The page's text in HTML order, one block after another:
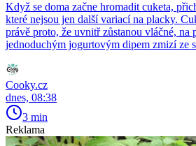
Když se doma začne hromadit cuketa,
které nejsou jen další variací na placky.
právě proto, že uvnitř zůstanou vláčné, na
jednoduchým jogurtovým dipem zmizí ze
Cooky.cz
dnes, 08:38
3 min
Reklama